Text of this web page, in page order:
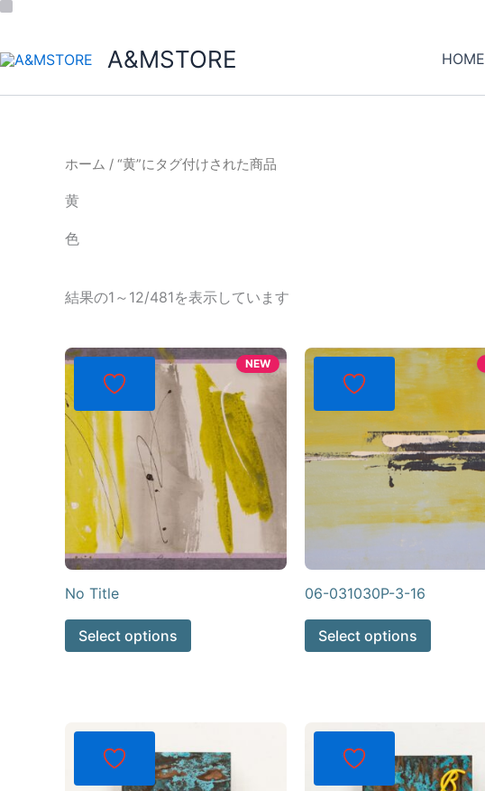
A&MSTORE HOME
ホーム / “黄”にタグ付けされた商品
黄
色
結果の1～12/481を表示しています
NEW
No Title
Select options
06-031030P-3-16
Select options